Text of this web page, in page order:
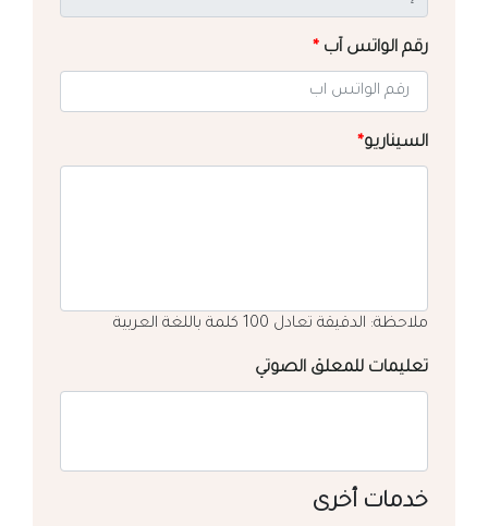
رقم الواتس آب *
السيناريو*
ملاحظة: الدقيقة تعادل 100 كلمة باللغة العربية
تعليمات للمعلق الصوتي
خدمات أخرى